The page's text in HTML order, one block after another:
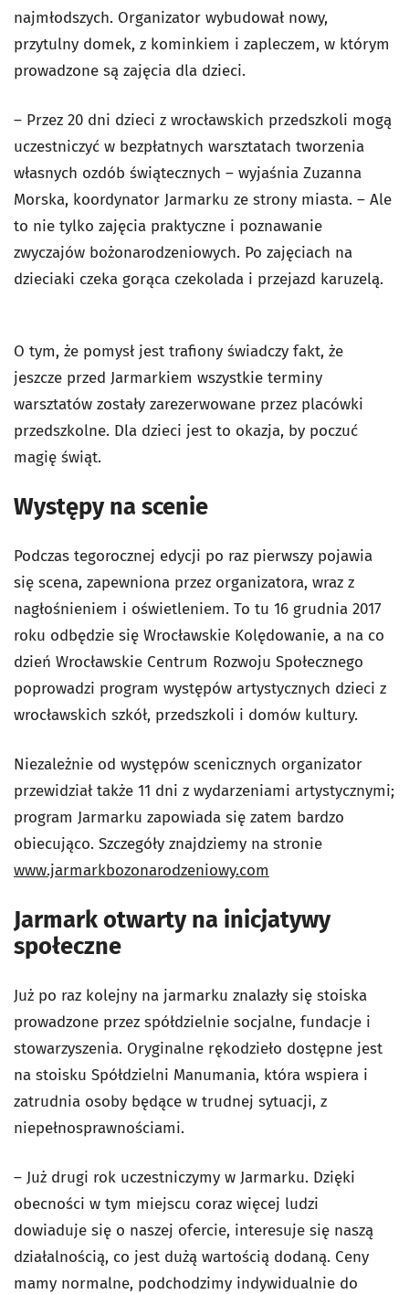
najmłodszych. Organizator wybudował nowy,
przytulny domek, z kominkiem i zapleczem, w którym
prowadzone są zajęcia dla dzieci.
– Przez 20 dni dzieci z wrocławskich przedszkoli mogą
uczestniczyć w bezpłatnych warsztatach tworzenia
własnych ozdób świątecznych – wyjaśnia Zuzanna
Morska, koordynator Jarmarku ze strony miasta. – Ale
to nie tylko zajęcia praktyczne i poznawanie
zwyczajów bożonarodzeniowych. Po zajęciach na
dzieciaki czeka gorąca czekolada i przejazd karuzelą.
O tym, że pomysł jest trafiony świadczy fakt, że
jeszcze przed Jarmarkiem wszystkie terminy
warsztatów zostały zarezerwowane przez placówki
przedszkolne. Dla dzieci jest to okazja, by poczuć
magię świąt.
Występy na scenie
Podczas tegorocznej edycji po raz pierwszy pojawia
się scena, zapewniona przez organizatora, wraz z
nagłośnieniem i oświetleniem. To tu 16 grudnia 2017
roku odbędzie się Wrocławskie Kolędowanie, a na co
dzień Wrocławskie Centrum Rozwoju Społecznego
poprowadzi program występów artystycznych dzieci z
wrocławskich szkół, przedszkoli i domów kultury.
Niezależnie od występów scenicznych organizator
przewidział także 11 dni z wydarzeniami artystycznymi;
program Jarmarku zapowiada się zatem bardzo
obiecująco. Szczegóły znajdziemy na stronie
www.jarmarkbozonarodzeniowy.com
Jarmark otwarty na inicjatywy
społeczne
Już po raz kolejny na jarmarku znalazły się stoiska
prowadzone przez spółdzielnie socjalne, fundacje i
stowarzyszenia. Oryginalne rękodzieło dostępne jest
na stoisku Spółdzielni Manumania, która wspiera i
zatrudnia osoby będące w trudnej sytuacji, z
niepełnosprawnościami.
– Już drugi rok uczestniczymy w Jarmarku. Dzięki
obecności w tym miejscu coraz więcej ludzi
dowiaduje się o naszej ofercie, interesuje się naszą
działalnością, co jest dużą wartością dodaną. Ceny
mamy normalne, podchodzimy indywidualnie do